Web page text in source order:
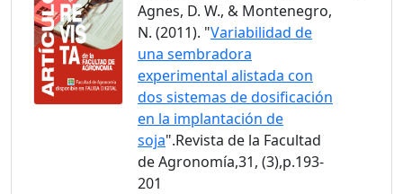
Agnes, D. W., & Montenegro,
N. (2011). "Variabilidad de
una sembradora
experimental alistada con
dos sistemas de dosificación
en la implantación de
soja".Revista de la Facultad
de Agronomía,31, (3),p.193-
201